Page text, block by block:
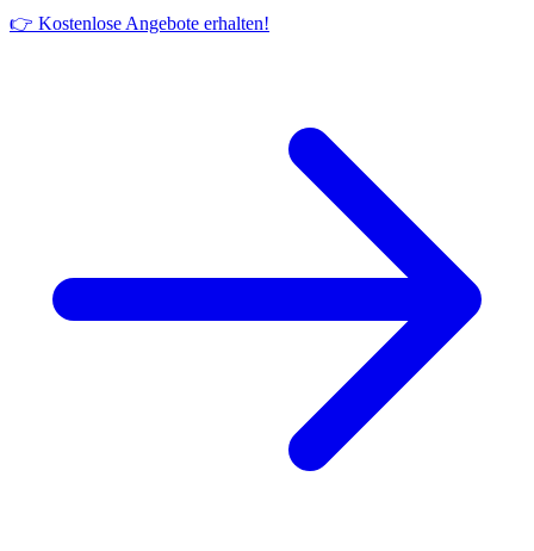
👉 Kostenlose Angebote erhalten!